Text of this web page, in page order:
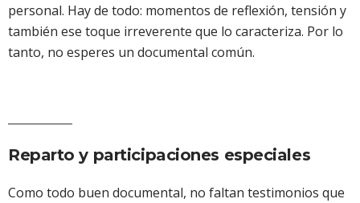
personal. Hay de todo: momentos de reflexión, tensión y
también ese toque irreverente que lo caracteriza. Por lo
tanto, no esperes un documental común.
Reparto y participaciones especiales
Como todo buen documental, no faltan testimonios que